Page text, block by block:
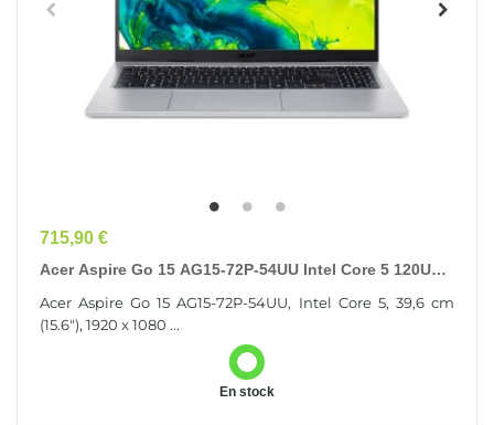
Prix
715,90 €
Acer Aspire Go 15 AG15-72P-54UU Intel Core 5 120U
Acer Aspire Go 15 AG15-72P-54UU, Intel Core 5, 39,6 cm
(15.6"), 1920 x 1080 ...
En stock